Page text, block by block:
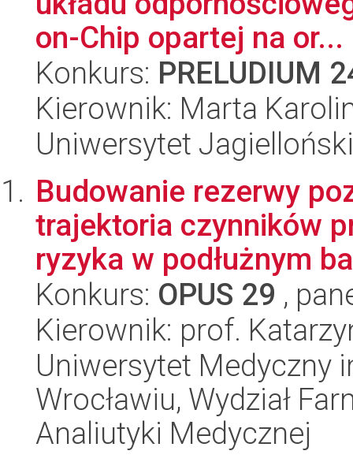
on-Chip opartej na or...
Konkurs: PRELUDIUM
Kierownik: Marta
Uniwersytet Jagielloński
Budowanie rezerwy
trajektoria czynników
ryzyka w podłużnym
Konkurs: OPUS 29 ,
Kierownik: prof.
Uniwersytet Medyczny
Wrocławiu, Wydział
Analiutyki Medycznej